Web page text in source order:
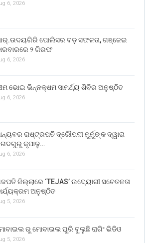
6, 2026
ପୋଲିସର ବଡ଼ ସଫଳତା, ଗଞ୍ଜେଇ
୨ ଗିରଫ
6, 2026
ଭୋଇ ଭିନ୍ନକ୍ଷମ ସାମର୍ଥ୍ୟ ଶିବିର ଅନୁଷ୍ଠିତ
6, 2026
ରାଷ୍ଟ୍ରପତି ଦ୍ରୌପଦୀ ମୁର୍ମୁଙ୍କ ଦ୍ୱାରା
କୃପାଳୁ…
6, 2026
ଜିଲ୍ଲାରେ ‘TEJAS’ ଉଦ୍ୟୋଗୀ ସଚେତନତା
ଅନୁଷ୍ଠିତ
5, 2026
ରୁ ମୋବାଇଲ ଘୁରି ବୁଲୁଛି ରାଗିଂ ଭିଡିଓ
5, 2026